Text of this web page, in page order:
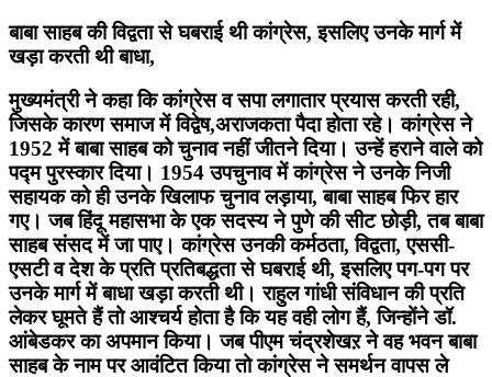
बाबा साहब की विद्वता से घबराई थी कांग्रेस, इसलिए उनके मार्ग में
खड़ा करती थी बाधा,
मुख्यमंत्री ने कहा कि कांग्रेस व सपा लगातार प्रयास करती रही,
जिसके कारण समाज में विद्वेष,अराजकता पैदा होता रहे। कांग्रेस ने
1952 में बाबा साहब को चुनाव नहीं जीतने दिया। उन्हें हराने वाले को
पद्म पुरस्कार दिया। 1954 उपचुनाव में कांग्रेस ने उनके निजी
सहायक को ही उनके खिलाफ चुनाव लड़ाया, बाबा साहब फिर हार
गए। जब हिंदू महासभा के एक सदस्य ने पुणे की सीट छोड़ी, तब बाबा
साहब संसद में जा पाए। कांग्रेस उनकी कर्मठता, विद्वता, एससी-
एसटी व देश के प्रति प्रतिबद्धता से घबराई थी, इसलिए पग-पग पर
उनके मार्ग में बाधा खड़ा करती थी। राहुल गांधी संविधान की प्रति
लेकर घूमते हैं तो आश्चर्य होता है कि यह वही लोग हैं, जिन्होंने डॉ.
आंबेडकर का अपमान किया। जब पीएम चंद्रशेखऱ ने वह भवन बाबा
साहब के नाम पर आवंटित किया तो कांग्रेस ने समर्थन वापस ले